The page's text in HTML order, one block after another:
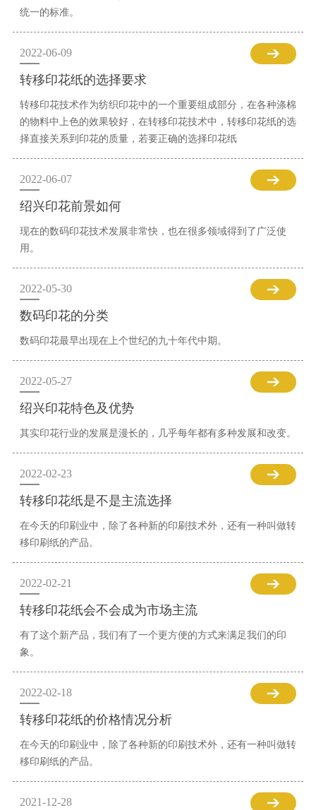
统一的标准。
2022-06-09
转移印花纸的选择要求
转移印花技术作为纺织印花中的一个重要组成部分，在各种涤棉
的物料中上色的效果较好，在转移印花技术中，转移印花纸的选
择直接关系到印花的质量，若要正确的选择印花纸
2022-06-07
绍兴印花前景如何
现在的数码印花技术发展非常快，也在很多领域得到了广泛使
用。
2022-05-30
数码印花的分类
数码印花最早出现在上个世纪的九十年代中期。
2022-05-27
绍兴印花特色及优势
其实印花行业的发展是漫长的，几乎每年都有多种发展和改变。
2022-02-23
转移印花纸是不是主流选择
在今天的印刷业中，除了各种新的印刷技术外，还有一种叫做转
移印刷纸的产品。
2022-02-21
转移印花纸会不会成为市场主流
有了这个新产品，我们有了一个更方便的方式来满足我们的印
象。
2022-02-18
转移印花纸的价格情况分析
在今天的印刷业中，除了各种新的印刷技术外，还有一种叫做转
移印刷纸的产品。
2021-12-28